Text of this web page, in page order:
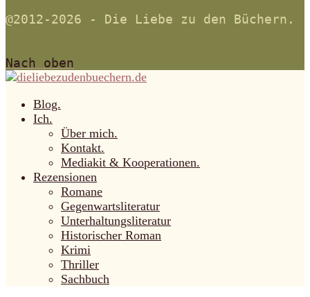
@2012-2026 - Die Liebe zu den Büchern.
Nach oben
Blog.
Ich.
Über mich.
Kontakt.
Mediakit & Kooperationen.
Rezensionen
Romane
Gegenwartsliteratur
Unterhaltungsliteratur
Historischer Roman
Krimi
Thriller
Sachbuch